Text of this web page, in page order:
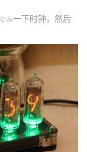
一下时钟，然后